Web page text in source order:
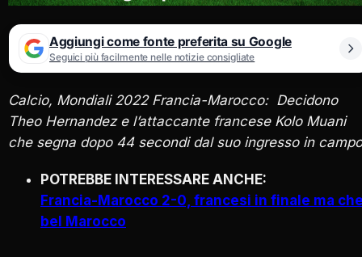
Aggiungi come fonte preferita su Google
Seguici più facilmente nelle notizie consigliate
Calcio, Mondiali 2022 Francia-Marocco: Decidono
Theo Hernandez e l’attaccante francese Kolo Muani
che segna dopo 44 secondi dal suo ingresso in
POTREBBE INTERESSARE ANCHE:
Francia-Marocco 2-0, francesi in finale ma
bel Marocco